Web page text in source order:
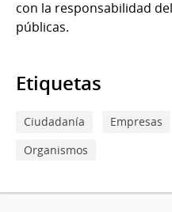
con la responsabilidad
públicas.
Etiquetas
Ciudadanía Empresas
Organismos